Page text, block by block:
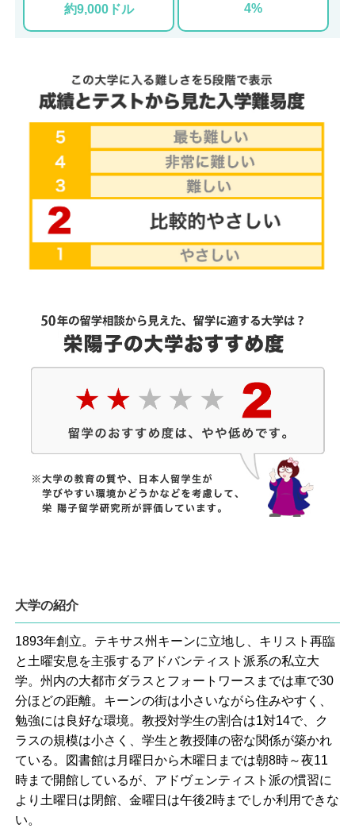
約9,000ドル 4%
大学の紹介
1893年創立。テキサス州キーンに立地し、キリスト再臨
と土曜安息を主張するアドバンティスト派系の私立大
学。州内の大都市ダラスとフォートワースまでは車で30
分ほどの距離。キーンの街は小さいながら住みやすく、
勉強には良好な環境。教授対学生の割合は1対14で、ク
ラスの規模は小さく、学生と教授陣の密な関係が築かれ
ている。図書館は月曜日から木曜日までは朝8時～夜11
時まで開館しているが、アドヴェンティスト派の慣習に
より土曜日は閉館、金曜日は午後2時までしか利用できな
い。